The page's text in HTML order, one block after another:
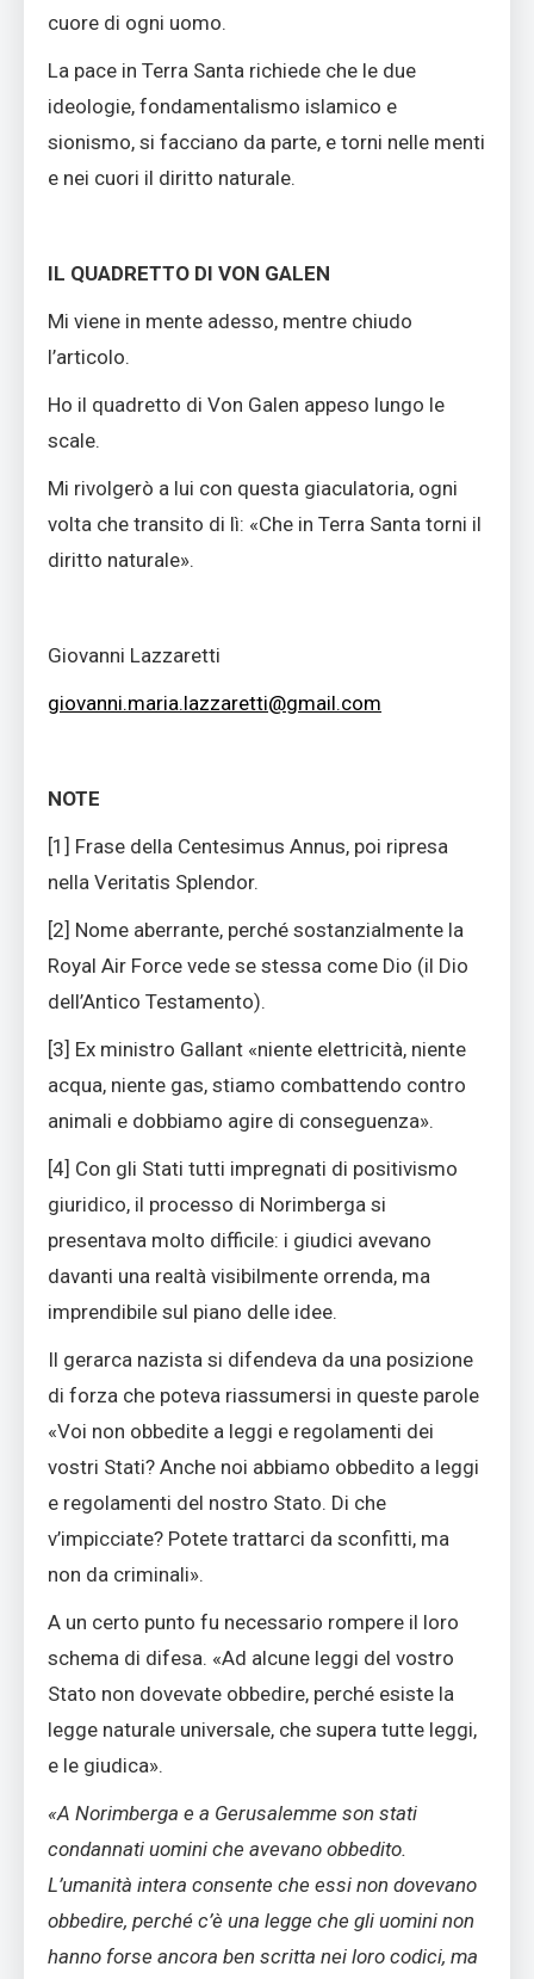
cuore di ogni uomo.
La pace in Terra Santa richiede che le due
ideologie, fondamentalismo islamico e
sionismo, si facciano da parte, e torni nelle menti
e nei cuori il diritto naturale.
IL QUADRETTO DI VON GALEN
Mi viene in mente adesso, mentre chiudo
l’articolo.
Ho il quadretto di Von Galen appeso lungo le
scale.
Mi rivolgerò a lui con questa giaculatoria, ogni
volta che transito di lì: «Che in Terra Santa torni il
diritto naturale».
Giovanni Lazzaretti
giovanni.maria.lazzaretti@gmail.com
NOTE
[1] Frase della Centesimus Annus, poi ripresa
nella Veritatis Splendor.
[2] Nome aberrante, perché sostanzialmente la
Royal Air Force vede se stessa come Dio (il Dio
dell’Antico Testamento).
[3] Ex ministro Gallant «niente elettricità, niente
acqua, niente gas, stiamo combattendo contro
animali e dobbiamo agire di conseguenza».
[4] Con gli Stati tutti impregnati di positivismo
giuridico, il processo di Norimberga si
presentava molto difficile: i giudici avevano
davanti una realtà visibilmente orrenda, ma
imprendibile sul piano delle idee.
Il gerarca nazista si difendeva da una posizione
di forza che poteva riassumersi in queste parole
«Voi non obbedite a leggi e regolamenti dei
vostri Stati? Anche noi abbiamo obbedito a leggi
e regolamenti del nostro Stato. Di che
v’impicciate? Potete trattarci da sconfitti, ma
non da criminali».
A un certo punto fu necessario rompere il loro
schema di difesa. «Ad alcune leggi del vostro
Stato non dovevate obbedire, perché esiste la
legge naturale universale, che supera tutte leggi,
e le giudica».
«A Norimberga e a Gerusalemme son stati
condannati uomini che avevano obbedito.
L’umanità intera consente che essi non dovevano
obbedire, perché c’è una legge che gli uomini non
hanno forse ancora ben scritta nei loro codici, ma